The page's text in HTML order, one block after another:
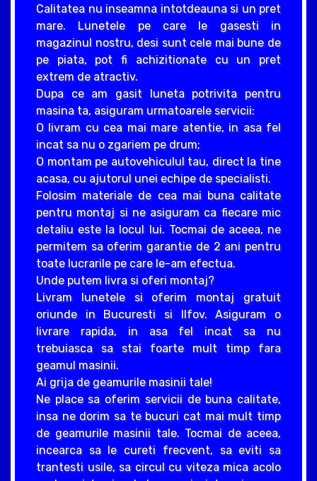
Calitatea nu inseamna intotdeauna si un pret
mare. Lunetele pe care le gasesti in
magazinul nostru, desi sunt cele mai bune de
pe piata, pot fi achizitionate cu un pret
extrem de atractiv.
Dupa ce am gasit luneta potrivita pentru
masina ta, asiguram urmatoarele servicii:
O livram cu cea mai mare atentie, in asa fel
incat sa nu o zgariem pe drum;
O montam pe autovehiculul tau, direct la tine
acasa, cu ajutorul unei echipe de specialisti.
Folosim materiale de cea mai buna calitate
pentru montaj si ne asiguram ca fiecare mic
detaliu este la locul lui. Tocmai de aceea, ne
permitem sa oferim garantie de 2 ani pentru
toate lucrarile pe care le-am efectua.
Unde putem livra si oferi montaj?
Livram lunetele si oferim montaj gratuit
oriunde in Bucuresti si Ilfov. Asiguram o
livrare rapida, in asa fel incat sa nu
trebuiasca sa stai foarte mult timp fara
geamul masinii.
Ai grija de geamurile masinii tale!
Ne place sa oferim servicii de buna calitate,
insa ne dorim sa te bucuri cat mai mult timp
de geamurile masinii tale. Tocmai de aceea,
incearca sa le cureti frecvent, sa eviti sa
trantesti usile, sa circul cu viteza mica acolo